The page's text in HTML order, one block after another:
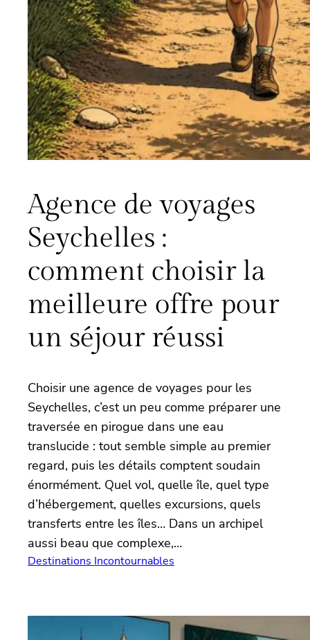
Agence de voyages
Seychelles :
comment choisir la
meilleure offre pour
un séjour réussi
Choisir une agence de voyages pour les
Seychelles, c’est un peu comme préparer une
traversée en pirogue dans une eau
translucide : tout semble simple au premier
regard, puis les détails comptent soudain
énormément. Quel vol, quelle île, quel type
d’hébergement, quelles excursions, quels
transferts entre les îles… Dans un archipel
aussi beau que complexe,…
Destinations Incontournables